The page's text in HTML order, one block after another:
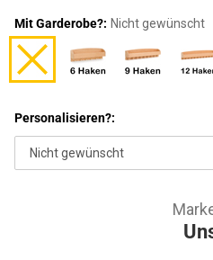
Mit Garderobe?: Nicht gewünscht
Personalisieren?: